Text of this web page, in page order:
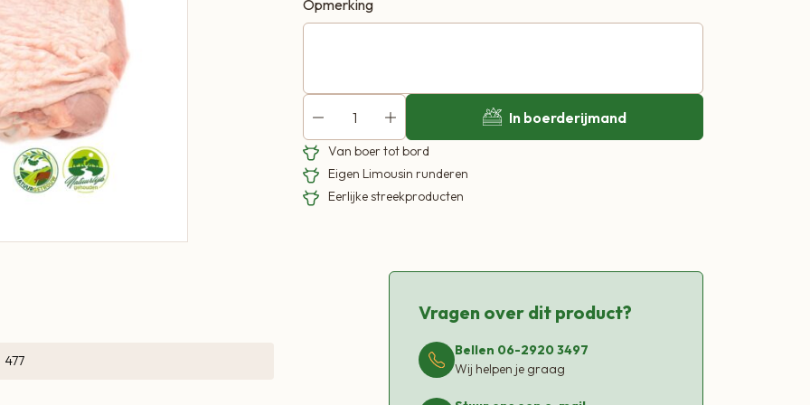
Opmerking
In boerderijmand
Van boer tot bord
Eigen Limousin runderen
Eerlijke streekproducten
477
Vragen over dit product?
Bellen 06-2920 3497
Wij helpen je graag